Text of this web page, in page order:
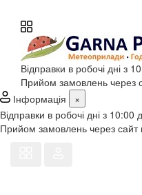
Відправки в робочі дні з
Прийом замовлень через
Інформація
×
Відправки в робочі дні з 10:00
Прийом замовлень через сайт